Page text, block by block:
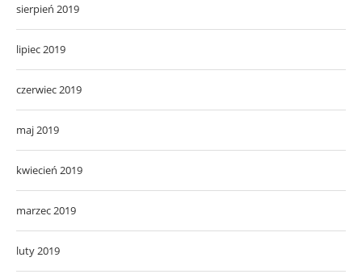
sierpień 2019
lipiec 2019
czerwiec 2019
maj 2019
kwiecień 2019
marzec 2019
luty 2019